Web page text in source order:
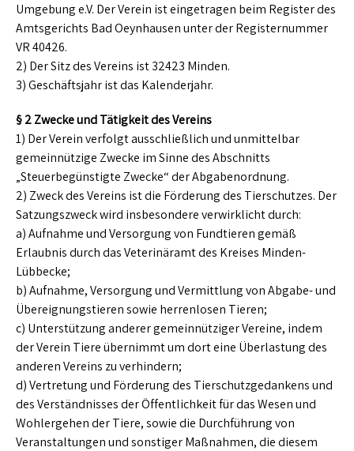
Umgebung e.V. Der Verein ist eingetragen beim Register des
Amtsgerichts Bad Oeynhausen unter der Registernummer
VR 40426.
2) Der Sitz des Vereins ist 32423 Minden.
3) Geschäftsjahr ist das Kalenderjahr.
§ 2 Zwecke und Tätigkeit des Vereins
1) Der Verein verfolgt ausschließlich und unmittelbar
gemeinnützige Zwecke im Sinne des Abschnitts
„Steuerbegünstigte Zwecke“ der Abgabenordnung.
2) Zweck des Vereins ist die Förderung des Tierschutzes. Der
Satzungszweck wird insbesondere verwirklicht durch:
a) Aufnahme und Versorgung von Fundtieren gemäß
Erlaubnis durch das Veterinäramt des Kreises Minden-
Lübbecke;
b) Aufnahme, Versorgung und Vermittlung von Abgabe- und
Übereignungstieren sowie herrenlosen Tieren;
c) Unterstützung anderer gemeinnütziger Vereine, indem
der Verein Tiere übernimmt um dort eine Überlastung des
anderen Vereins zu verhindern;
d) Vertretung und Förderung des Tierschutzgedankens und
des Verständnisses der Öffentlichkeit für das Wesen und
Wohlergehen der Tiere, sowie die Durchführung von
Veranstaltungen und sonstiger Maßnahmen, die diesem